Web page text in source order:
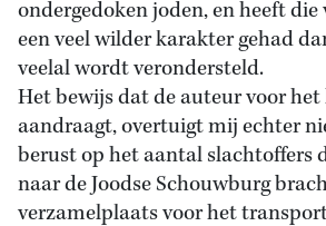
ondergedoken joden, en heeft die
een veel wilder karakter gehad
veelal wordt verondersteld.
Het bewijs dat de auteur voor het
aandraagt, overtuigt mij echter
berust op het aantal slachtoffers
naar de Joodse Schouwburg
verzamelplaats voor het